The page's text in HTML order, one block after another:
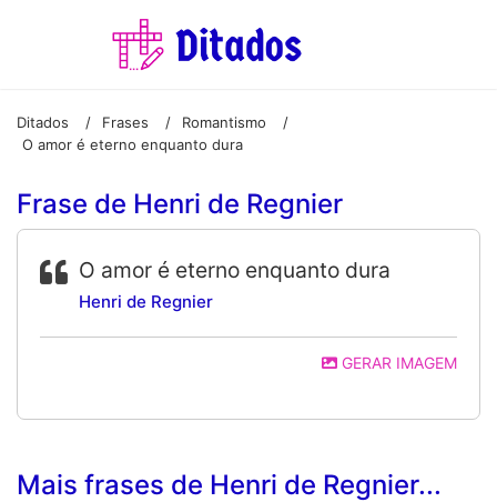
Ditados / Frases / Romantismo
/
O amor é eterno enquanto dura
Frase de Henri de Regnier
O amor é eterno enquanto dura
Henri de Regnier
GERAR IMAGEM
Mais frases de Henri de Regnier...